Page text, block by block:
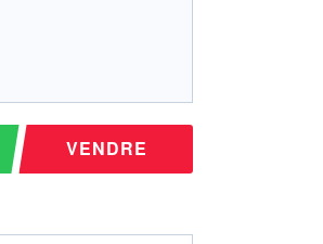
VENDRE